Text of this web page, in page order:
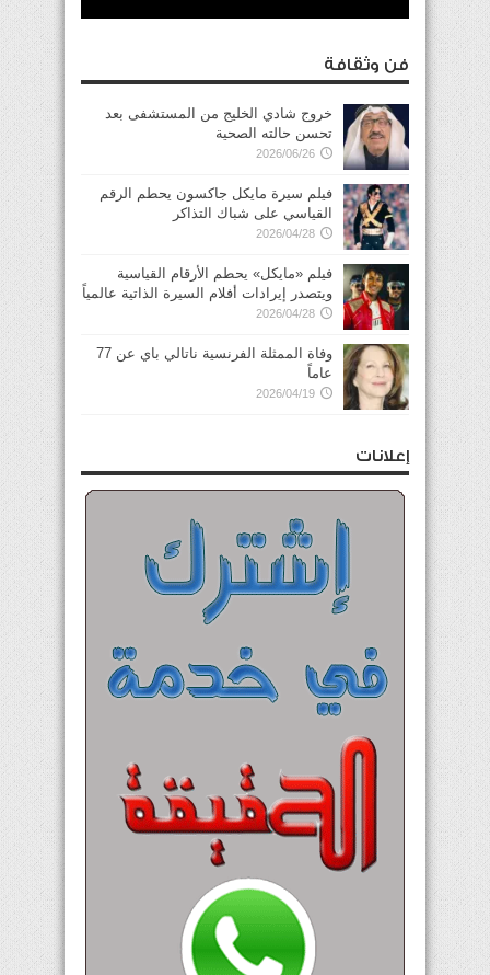
فن وثقافة
خروج شادي الخليج من المستشفى بعد
تحسن حالته الصحية
2026/06/26
فيلم سيرة مايكل جاكسون يحطم الرقم
القياسي على شباك التذاكر
2026/04/28
فيلم «مايكل» يحطم الأرقام القياسية
ويتصدر إيرادات أفلام السيرة الذاتية عالمياً
2026/04/28
وفاة الممثلة الفرنسية ناتالي باي عن 77
عاماً
2026/04/19
إعلانات